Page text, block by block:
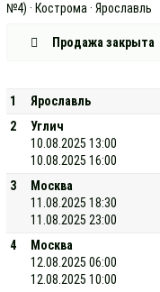
№4) · Кострома · Ярославль
Продажа закрыта
1
Ярославль
2
Углич
10.08.2025 13:00
10.08.2025 16:00
3
Москва
11.08.2025 18:30
11.08.2025 23:00
4
Москва
12.08.2025 06:00
12.08.2025 10:00